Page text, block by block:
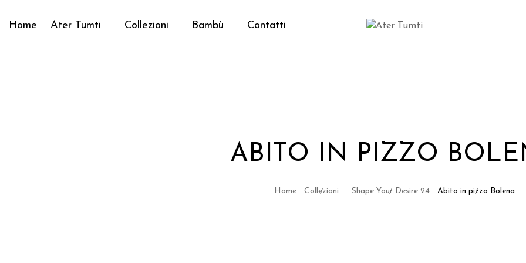
Home Ater Tumti Collezioni Bambù Contatti
ABITO IN PIZZO
Home Collezioni Shape Your Desire 24 Abito in pizzo Bolena